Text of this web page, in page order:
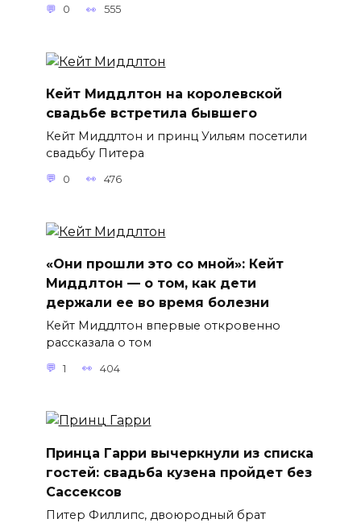
0 555
Кейт Миддлтон на королевской
свадьбе встретила бывшего
Кейт Миддлтон и принц Уильям посетили
свадьбу Питера
0 476
«Они прошли это со мной»: Кейт
Миддлтон — о том, как дети
держали ее во время болезни
Кейт Миддлтон впервые откровенно
рассказала о том
1 404
Принца Гарри вычеркнули из списка
гостей: свадьба кузена пройдет без
Сассексов
Питер Филлипс, двоюродный брат